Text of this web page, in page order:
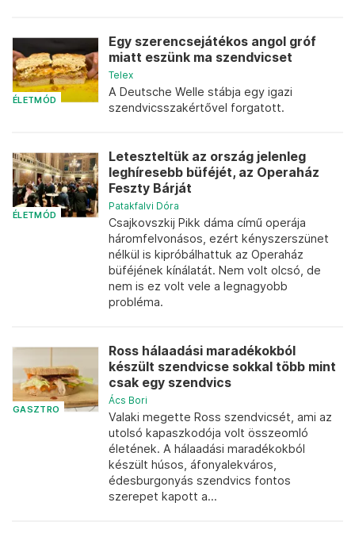
ÉLETMÓD
Egy szerencsejátékos angol gróf
miatt eszünk ma szendvicset
Telex
A Deutsche Welle stábja egy igazi
szendvicsszakértővel forgatott.
ÉLETMÓD
Leteszteltük az ország jelenleg
leghíresebb büféjét, az Operaház
Feszty Bárját
Patakfalvi Dóra
Csajkovszkij Pikk dáma című operája
háromfelvonásos, ezért kényszerszünet
nélkül is kipróbálhattuk az Operaház
büféjének kínálatát. Nem volt olcsó, de
nem is ez volt vele a legnagyobb
probléma.
GASZTRO
Ross hálaadási maradékokból
készült szendvicse sokkal több mint
csak egy szendvics
Ács Bori
Valaki megette Ross szendvicsét, ami az
utolsó kapaszkodója volt összeomló
életének. A hálaadási maradékokból
készült húsos, áfonyalekváros,
édesburgonyás szendvics fontos
szerepet kapott a...